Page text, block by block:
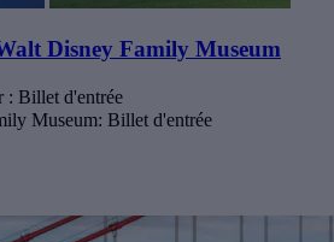
Disney Family Museum
: Billet d'entrée
Museum: Billet d'entrée